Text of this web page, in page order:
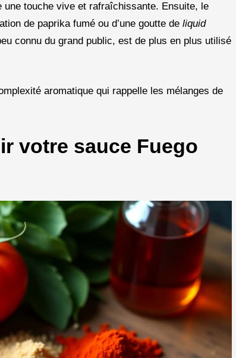
une touche vive et rafraîchissante. Ensuite, le
de paprika fumé ou d’une goutte de liquid
connu du grand public, est de plus en plus utilisé
aromatique qui rappelle les mélanges de
votre sauce Fuego